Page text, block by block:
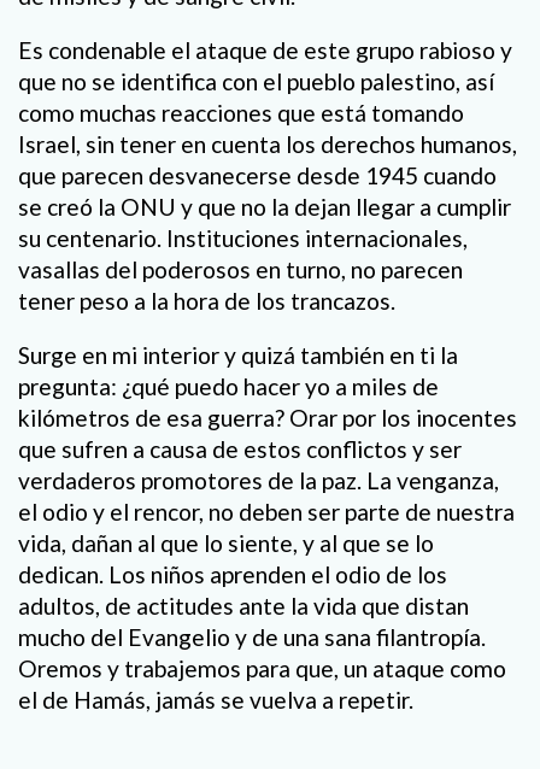
Es condenable el ataque de este grupo rabioso y
que no se identifica con el pueblo palestino, así
como muchas reacciones que está tomando
Israel, sin tener en cuenta los derechos humanos,
que parecen desvanecerse desde 1945 cuando
se creó la ONU y que no la dejan llegar a cumplir
su centenario. Instituciones internacionales,
vasallas del poderosos en turno, no parecen
tener peso a la hora de los trancazos.
Surge en mi interior y quizá también en ti la
pregunta: ¿qué puedo hacer yo a miles de
kilómetros de esa guerra? Orar por los inocentes
que sufren a causa de estos conflictos y ser
verdaderos promotores de la paz. La venganza,
el odio y el rencor, no deben ser parte de nuestra
vida, dañan al que lo siente, y al que se lo
dedican. Los niños aprenden el odio de los
adultos, de actitudes ante la vida que distan
mucho del Evangelio y de una sana filantropía.
Oremos y trabajemos para que, un ataque como
el de Hamás, jamás se vuelva a repetir.